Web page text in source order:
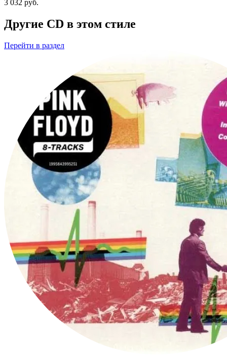
3 032 руб.
Другие CD в этом стиле
Перейти в раздел